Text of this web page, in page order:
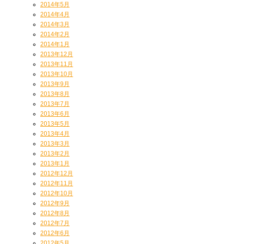
2014年5月
2014年4月
2014年3月
2014年2月
2014年1月
2013年12月
2013年11月
2013年10月
2013年9月
2013年8月
2013年7月
2013年6月
2013年5月
2013年4月
2013年3月
2013年2月
2013年1月
2012年12月
2012年11月
2012年10月
2012年9月
2012年8月
2012年7月
2012年6月